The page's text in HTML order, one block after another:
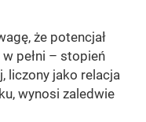
że potencjał
pełni – stopień
liczony jako relacja
wynosi zaledwie